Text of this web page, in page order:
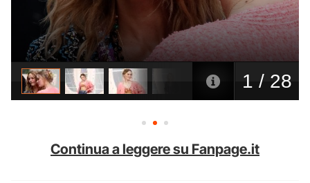
Continua a leggere su Fanpage.it